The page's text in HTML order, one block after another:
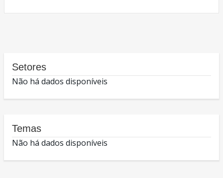
Setores
Não há dados disponíveis
Temas
Não há dados disponíveis